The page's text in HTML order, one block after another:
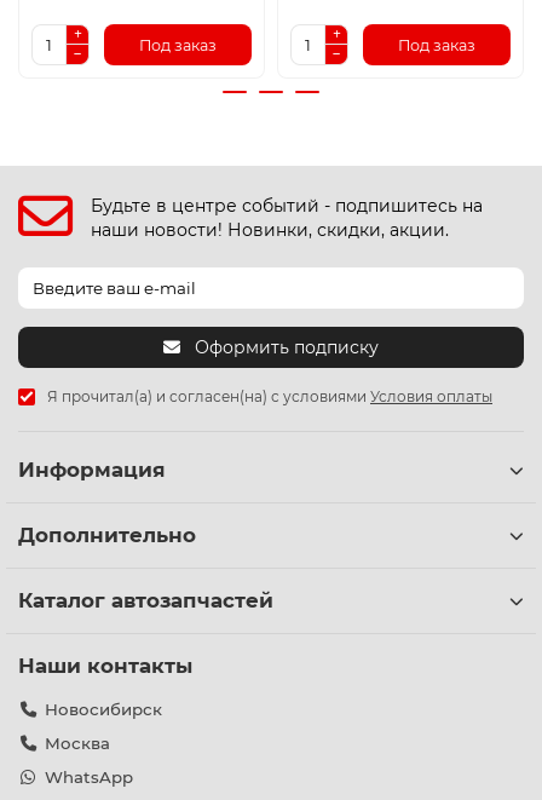
Под заказ Под заказ
Будьте в центре событий - подпишитесь на
наши новости! Новинки, скидки, акции.
Оформить подписку
Я прочитал(а) и согласен(на) с условиями Условия оплаты
Информация
Дополнительно
Каталог автозапчастей
Наши контакты
Новосибирск
Москва
WhatsApp